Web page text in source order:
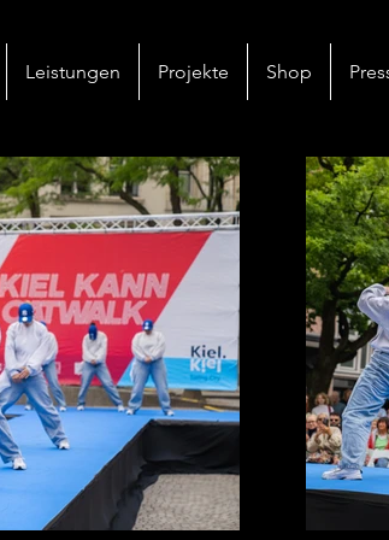
Leistungen Projekte Shop